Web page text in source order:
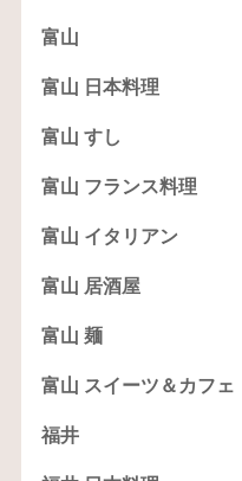
富山
富山 日本料理
富山 すし
富山 フランス料理
富山 イタリアン
富山 居酒屋
富山 麺
富山 スイーツ＆カフェ
福井